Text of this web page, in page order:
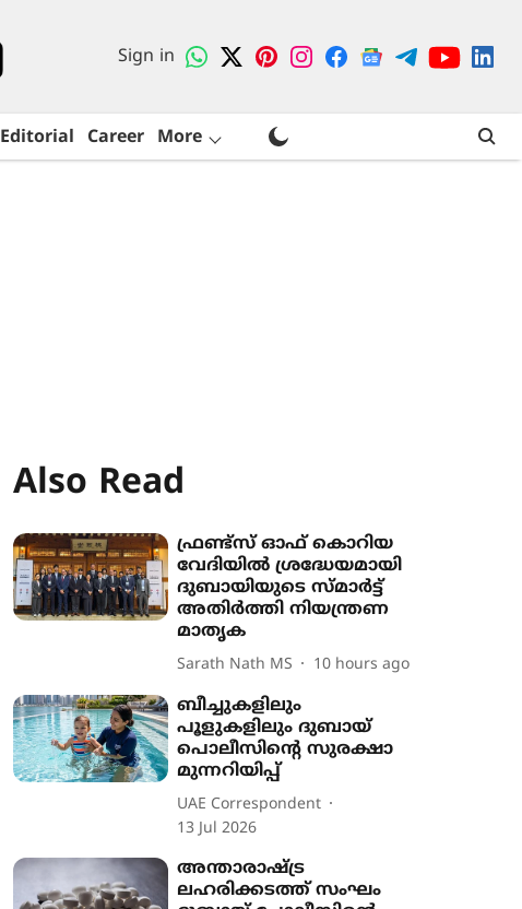
Sign in
Editorial Career More
Also Read
ഫ്രണ്ട്സ് ഓഫ് കൊറിയ
വേദിയിൽ ശ്രദ്ധേയമായി
ദുബായിയുടെ സ്മാർട്ട്
അതിർത്തി നിയന്ത്രണ
മാതൃക
Sarath Nath MS 10 hours ago
ബീച്ചുകളിലും
പൂളുകളിലും ദുബായ്
പൊലീസിന്‍റെ സുരക്ഷാ
മുന്നറിയിപ്പ്
UAE Correspondent
13 Jul 2026
അന്താരാഷ്ട്ര
ലഹരിക്കടത്ത് സംഘം